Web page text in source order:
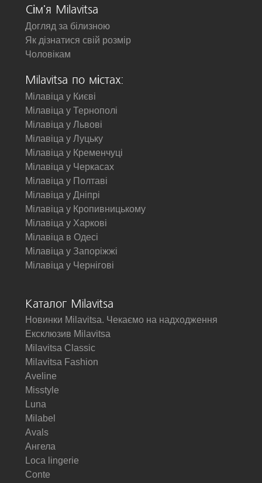
Сім'я Milavitsa
Догляд за білизною
Як дізнатися свій розмір
Чоловікам
Milavitsa по містах:
Мілавіца у Києві
Мілавіца у Тернополі
Мілавіца у Львові
Мілавіца у Луцьку
Мілавіца у Кременчуці
Мілавіца у Черкасах
Мілавіца у Полтаві
Мілавіца у Дніпрі
Мілавіца у Кропивницькому
Мілавіца у Харкові
Мілавіца в Одесі
Мілавіца у Запоріжжі
Мілавіца у Чернігові
Каталог Milavitsa
Новинки Milavitsa. Чекаємо на надходження
Ексклюзив Milavitsa
Milavitsa Classic
Milavitsa Fashion
Aveline
Misstyle
Luna
Milabel
Avals
Ангела
Loca lingerie
Conte